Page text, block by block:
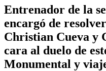
Entrenador de la
encargó de
Christian Cueva y
cara al duelo de
Monumental y